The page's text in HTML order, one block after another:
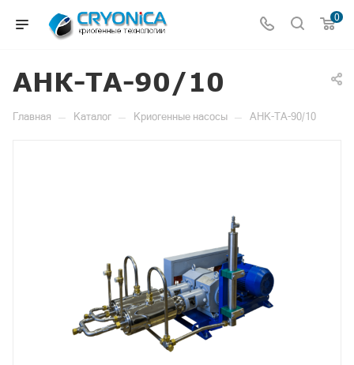
0
АНК-ТА-90/10
Главная — Каталог — Криогенные насосы — АНК-ТА-90/10